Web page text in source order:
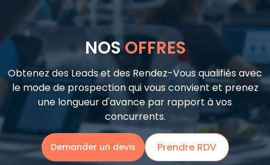
NOSOFFRES
Obtenez des Leads et des Rendez-Vous qualifiés avec
le mode de prospection qui vous convient et prenez
une longueur d'avance par rapport à vos
concurrents.
Demander un devis Prendre RDV